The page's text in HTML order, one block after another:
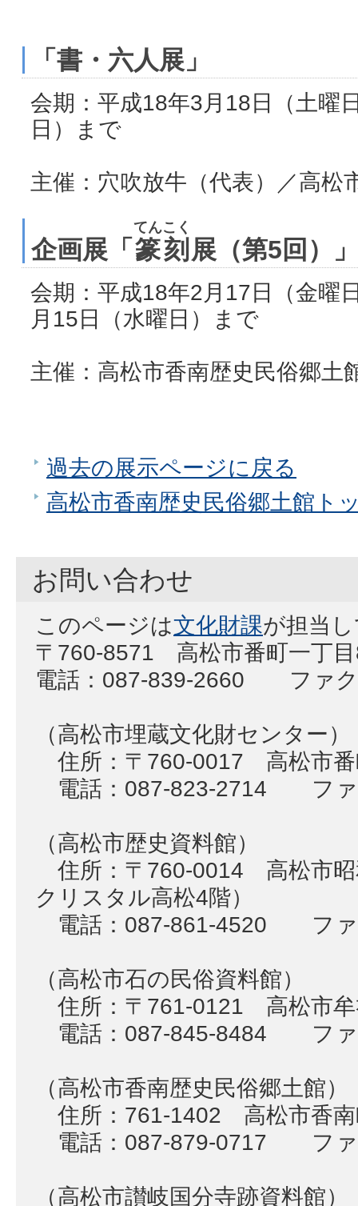
「書・六人展」
会期：平成18年3月18日（土曜
日）まで
主催：穴吹放牛（代表）／高松
企画展「 篆刻
てんこく
展（第5回）」
会期：平成18年2月17日（金曜
月15日（水曜日）まで
主催：高松市香南歴史民俗郷土
過去の展示ページに戻る
高松市香南歴史民俗郷土館ト
お問い合わせ
このページは文化財課が担当
〒760-8571 高松市番町一丁
電話：087-839-2660 ファク
（高松市埋蔵文化財センター）
住所：〒760-0017 高松市番
電話：087-823-2714 フ
（高松市歴史資料館）
住所：〒760-0014 高松市昭
クリスタル高松4階）
電話：087-861-4520 フ
（高松市石の民俗資料館）
住所：〒761-0121 高松市牟
電話：087-845-8484 フ
（高松市香南歴史民俗郷土館）
住所：761-1402 高松市香南
電話：087-879-0717 フ
（高松市讃岐国分寺跡資料館）